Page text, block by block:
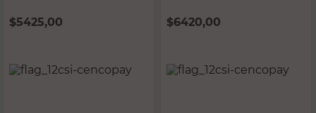
$5425,00 $6420,00